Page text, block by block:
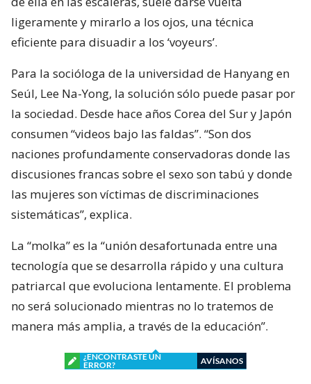
ligeramente y mirarlo a los ojos, una técnica
eficiente para disuadir a los ‘voyeurs’.
Para la socióloga de la universidad de Hanyang en
Seúl, Lee Na-Yong, la solución sólo puede pasar por
la sociedad. Desde hace años Corea del Sur y Japón
consumen “videos bajo las faldas”. “Son dos
naciones profundamente conservadoras donde las
discusiones francas sobre el sexo son tabú y donde
las mujeres son víctimas de discriminaciones
sistemáticas”, explica.
La “molka” es la “unión desafortunada entre una
tecnología que se desarrolla rápido y una cultura
patriarcal que evoluciona lentamente. El problema
no será solucionado mientras no lo tratemos de
manera más amplia, a través de la educación”.
¿ENCONTRASTE UN
ERROR?
AVÍSANOS